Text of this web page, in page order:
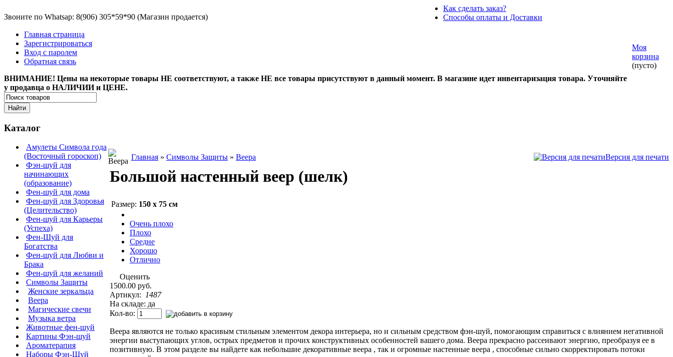
Звоните по Whatsap: 8(906) 305*59*90 (Магазин продается)
Как сделать заказ?
Способы оплаты и Доставки
Главная страница
Зарегистрироваться
Вход с паролем
Обратная связь
ВНИМАНИЕ! Цены на некоторые товары НЕ соответствуют, а также НЕ все товары присутствуют в данный момент. В магазине идет инвентаризация товара. Уточняйте
у продавца о НАЛИЧИИ и ЦЕНЕ.
Моя
корзина
(пусто)
Каталог
Амулеты Символа года
(Восточный гороскоп)
Фэн-шуй для
начинающих
(образование)
Фен-шуй для дома
Фен-шуй для Здоровья
(Целительство)
Фен-шуй для Карьеры
(Успеха)
Фен-Шуй для
Богатства
Фен-шуй для Любви и
Брака
Фен-шуй для желаний
Символы Защиты
Женские зеркальца
Веера
Магические свечи
Музыка ветра
Животные фен-шуй
Картины Фэн-шуй
Ароматерапия
Наборы Фэн-Шуй
Главная » Символы Защиты » Веера Версия для печати
Большой настенный веер (шелк)
Размер: 150 х 75 см
Очень плохо
Плохо
Средне
Хорошо
Отлично
Оценить
1500.00 руб.
Артикул:
1487
На складе: да
Кол-во:
Веера являются не только красивым стильным элементом декора интерьера, но и сильным средством фэн-шуй, помогающим справиться с влиянием негативной
энергии выступающих углов, острых предметов и прочих конструктивных особенностей вашего дома. Веера прекрасно рассеивают энергию, преобразуя ее в
позитивную. В этом разделе вы найдете как небольшие декоративные веера , так и огромные настенные веера , способные сильно скорректировать потоки